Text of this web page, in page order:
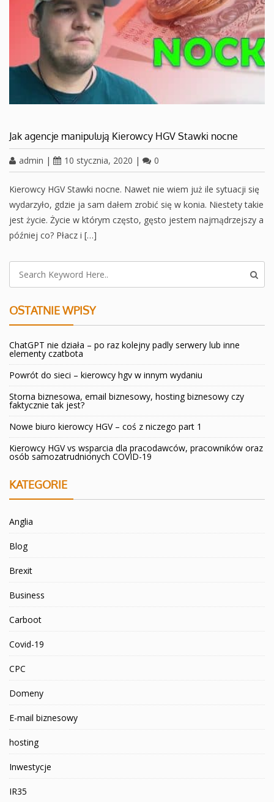
Jak agencje manipulują Kierowcy HGV Stawki nocne
admin | 10 stycznia, 2020 | 0
Kierowcy HGV Stawki nocne. Nawet nie wiem już ile sytuacji się
wydarzyło, gdzie ja sam dałem zrobić się w konia. Niestety takie
jest życie. Życie w którym często, gęsto jestem najmądrzejszy a
później co? Płacz i […]
OSTATNIE WPISY
ChatGPT nie działa – po raz kolejny padly serwery lub inne
elementy czatbota
Powrót do sieci – kierowcy hgv w innym wydaniu
Storna biznesowa, email biznesowy, hosting biznesowy czy
faktycznie tak jest?
Nowe biuro kierowcy HGV – coś z niczego part 1
Kierowcy HGV vs wsparcia dla pracodawców, pracowników oraz
osób samozatrudnionych COVID-19
KATEGORIE
Anglia
Blog
Brexit
Business
Carboot
Covid-19
CPC
Domeny
E-mail biznesowy
hosting
Inwestycje
IR35